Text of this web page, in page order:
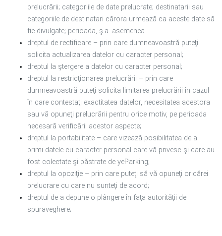
prelucrării; categoriile de date prelucrate; destinatarii sau
categoriile de destinatari cărora urmează ca aceste date să
fie divulgate; perioada, ş.a. asemenea
dreptul de rectificare – prin care dumneavoastră puteţi
solicita actualizarea datelor cu caracter personal;
dreptul la ştergere a datelor cu caracter personal;
dreptul la restricţionarea prelucrării – prin care
dumneavoastră puteţi solicita limitarea prelucrării în cazul
în care contestaţi exactitatea datelor, necesitatea acestora
sau vă opuneţi prelucrării pentru orice motiv, pe perioada
necesară verificării acestor aspecte;
dreptul la portabilitate – care vizează posibilitatea de a
primi datele cu caracter personal care vă privesc şi care au
fost colectate şi păstrate de yeParking;
dreptul la opoziţie – prin care puteţi să vă opuneţi oricărei
prelucrare cu care nu sunteţi de acord;
dreptul de a depune o plângere în faţa autorităţii de
spuraveghere;